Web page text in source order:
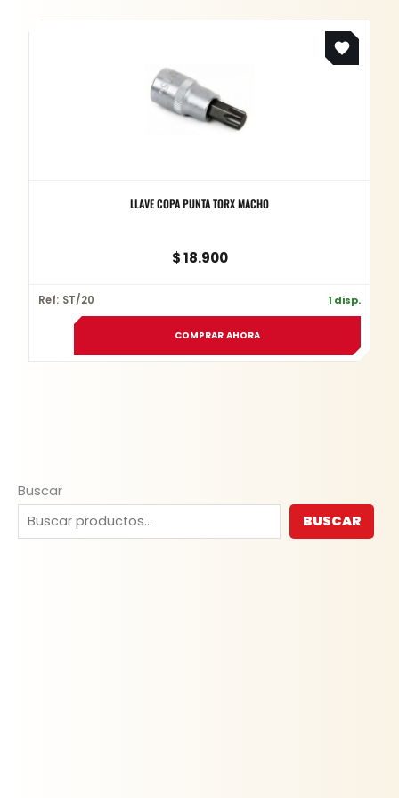
Buscar
BUSCAR
LLAVE COPA PUNTA TORX MACHO
$18.900
Ref: ST/20 1 disp.
COMPRAR AHORA